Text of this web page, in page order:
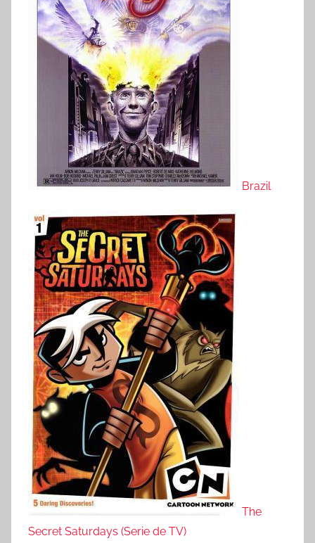
Brazil
The
Secret Saturdays (Serie de TV)